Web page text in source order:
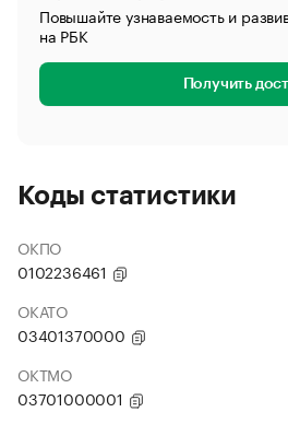
Повышайте узнаваемость и
на РБК
Получить
Коды статистики
ОКПО
0102236461
ОКАТО
03401370000
ОКТМО
03701000001